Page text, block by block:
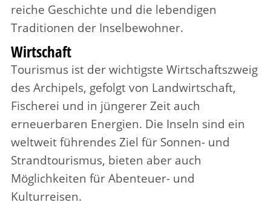
reiche Geschichte und die lebendigen
Traditionen der Inselbewohner.
Wirtschaft
Tourismus ist der wichtigste Wirtschaftszweig
des Archipels, gefolgt von Landwirtschaft,
Fischerei und in jüngerer Zeit auch
erneuerbaren Energien. Die Inseln sind ein
weltweit führendes Ziel für Sonnen- und
Strandtourismus, bieten aber auch
Möglichkeiten für Abenteuer- und
Kulturreisen.